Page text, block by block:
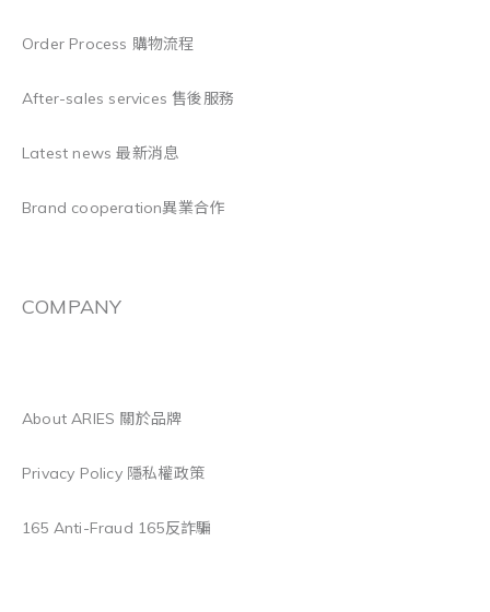
Order Process 購物流程
After-sales services 售後服務
Latest news 最新消息
Brand cooperation異業合作
COMPANY
About ARIES 關於品牌
Privacy Policy 隱私權政策
165 Anti-Fraud 165反詐騙